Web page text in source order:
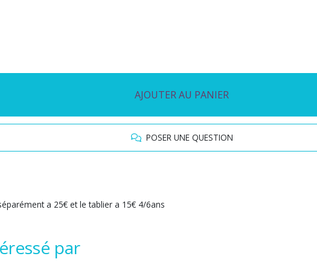
AJOUTER AU PANIER
POSER UNE QUESTION
a 25€ et le tablier a 15€ 4/6ans
par